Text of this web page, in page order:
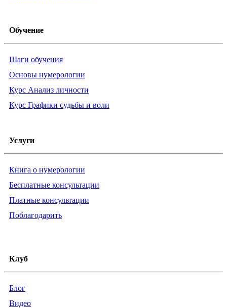
Обучение
Шаги обучения
Основы нумерологии
Курс Анализ личности
Курс Графики судьбы и воли
Услуги
Книга о нумерологии
Бесплатные консультации
Платные консультации
Поблагодарить
Клуб
Блог
Видео